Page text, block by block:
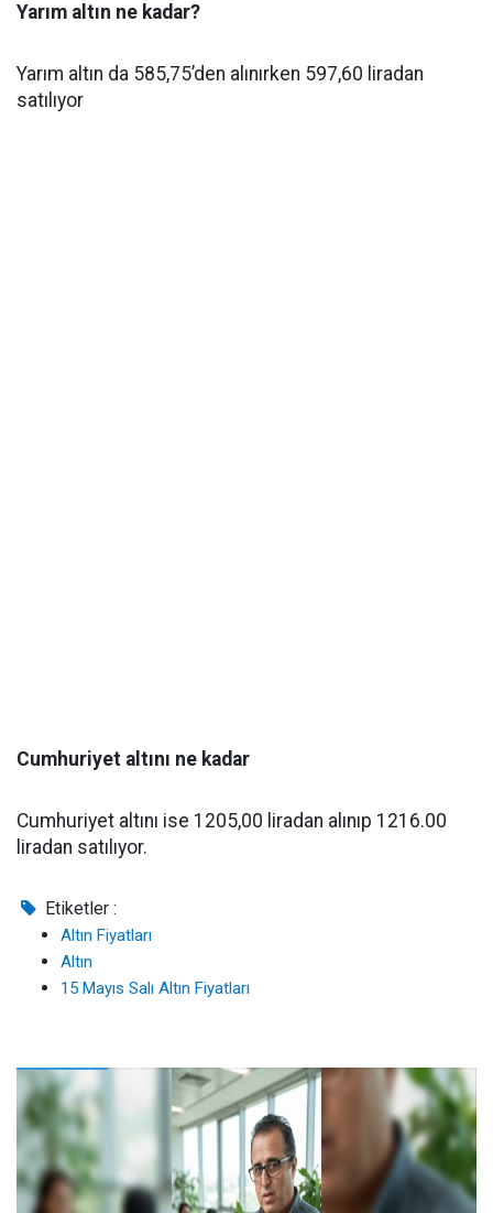
Yarım altın ne kadar?
Yarım altın da 585,75’den alınırken 597,60 liradan
satılıyor
Cumhuriyet altını ne kadar
Cumhuriyet altını ise 1205,00 liradan alınıp 1216.00
liradan satılıyor.
Etiketler :
Altın Fiyatları
Altın
15 Mayıs Salı Altın Fiyatları